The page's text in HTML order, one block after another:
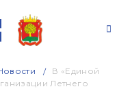
В «Единой
Летнего